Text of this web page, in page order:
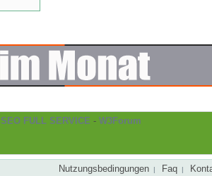
SEO FULL SERVICE - W3Forum
Nutzungsbedingungen | Faq |